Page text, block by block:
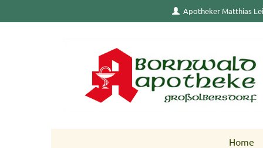
Apotheker Matthias
Home